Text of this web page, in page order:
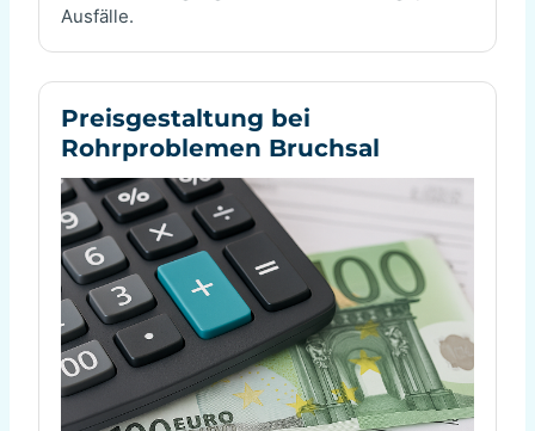
Ausfälle.
Preisgestaltung bei
Rohrproblemen Bruchsal